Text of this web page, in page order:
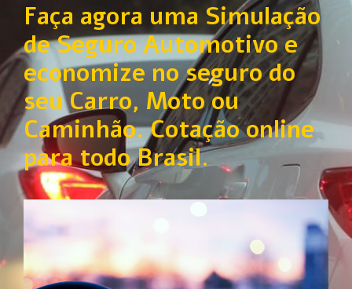
Faça agora uma Simulação
de Seguro Automotivo e
economize no seguro do
seu Carro, Moto ou
Caminhão. Cotação online
para todo Brasil.